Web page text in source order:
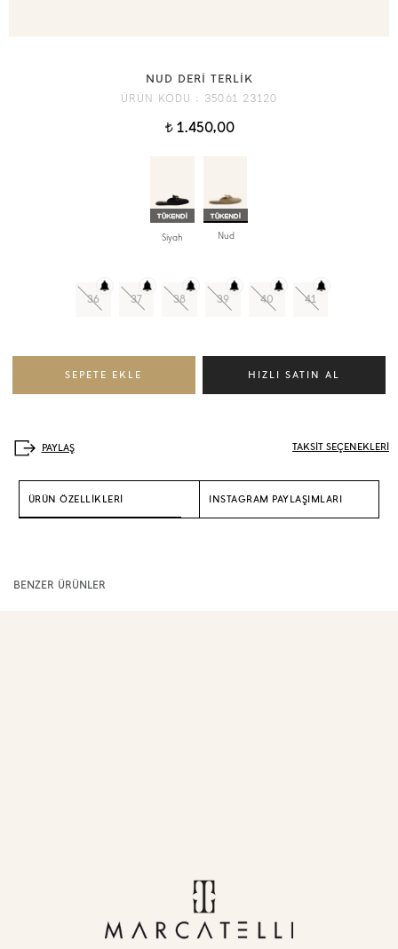
NUD DERİ TERLİK
ÜRÜN KODU : 35061 23120
t1.450,00
Siyah Nud
36 37 38 39 40 41
TAKSİT SEÇENEKLERİ
ÜRÜN ÖZELLİKLERİ INSTAGRAM PAYLAŞIMLARI
BENZER ÜRÜNLER